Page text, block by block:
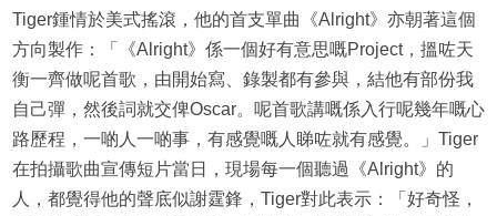
Tiger鍾情於美式搖滾，他的首支單曲《Alright》亦朝著這個
方向製作：「《Alright》係一個好有意思嘅Project，搵咗天
衡一齊做呢首歌，由開始寫、錄製都有參與，結他有部份我
自己彈，然後詞就交俾Oscar。呢首歌講嘅係入行呢幾年嘅心
路歷程，一啲人一啲事，有感覺嘅人睇咗就有感覺。」Tiger
在拍攝歌曲宣傳短片當日，現場每一個聽過《Alright》的
人，都覺得他的聲底似謝霆鋒，Tiger對此表示：「好奇怪，